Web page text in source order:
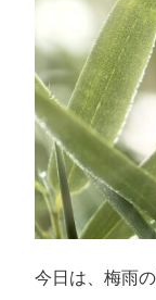
今日は、梅雨